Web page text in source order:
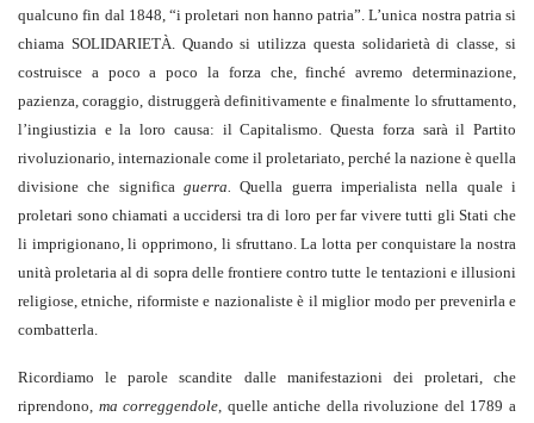
qualcuno fin dal 1848, “i proletari non hanno patria”. L’unica nostra patria si
chiama SOLIDARIETÀ. Quando si utilizza questa solidarietà di classe, si
costruisce a poco a poco la forza che, finché avremo determinazione,
pazienza, coraggio, distruggerà definitivamente e finalmente lo sfruttamento,
l’ingiustizia e la loro causa: il Capitalismo. Questa forza sarà il Partito
rivoluzionario, internazionale come il proletariato, perché la nazione è quella
divisione che significa guerra. Quella guerra imperialista nella quale i
proletari sono chiamati a uccidersi tra di loro per far vivere tutti gli Stati che
li imprigionano, li opprimono, li sfruttano. La lotta per conquistare la nostra
unità proletaria al di sopra delle frontiere contro tutte le tentazioni e illusioni
religiose, etniche, riformiste e nazionaliste è il miglior modo per prevenirla e
combatterla.
Ricordiamo le parole scandite dalle manifestazioni dei proletari, che
riprendono, ma correggendole, quelle antiche della rivoluzione del 1789 a